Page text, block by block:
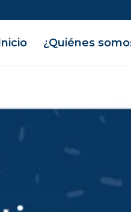
¿Quiénes